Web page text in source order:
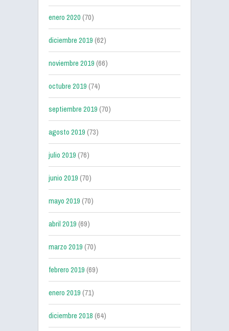
enero 2020(70)
diciembre 2019(62)
noviembre 2019(66)
octubre 2019(74)
septiembre 2019(70)
agosto 2019(73)
julio 2019(76)
junio 2019(70)
mayo 2019(70)
abril 2019(69)
marzo 2019(70)
febrero 2019(69)
enero 2019(71)
diciembre 2018(64)